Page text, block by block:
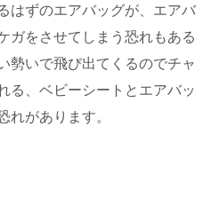
はずのエアバッグが、エアバ
ガをさせてしまう恐れもある
勢いで飛び出てくるのでチャ
る、ベビーシートとエアバッ
れがあります。